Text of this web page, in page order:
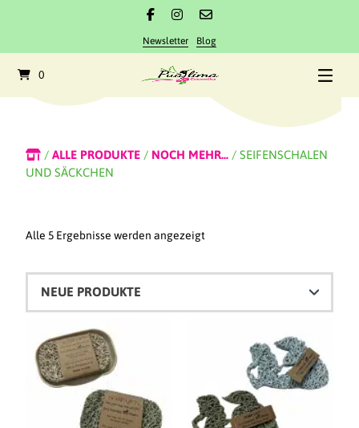
Newsletter Blog
0
/ALLE PRODUKTE / NOCH MEHR... / SEIFENSCHALEN
UND SÄCKCHEN
Alle 5 Ergebnisse werden angezeigt